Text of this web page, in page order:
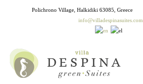
Polichrono Village, Halkidiki 63085, Greece
info@villadespinasuites.com